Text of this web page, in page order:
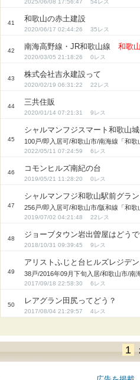
2025/06/08 17:56:47 54
41
和歌山の赤土建設
2020/06/17 02:44:26 35
42
南海高野線・JR和歌山線和歌
2020/03/05 21:18:26 0
43
株式会社吉永建設って
2020/02/19 06:31:22 22
44
三共住販
2020/01/14 07:21:31 9
45
シャルマンフジスマート和歌山
100戸/即入居可/和歌山市/南海線「和歌
2022/05/11 07:24:59 6
46
コモンヒルズ南紀の台
2019/05/21 11:28:20 0
47
シャルマンフジ和歌山駅前グラ
256戸/即入居可/和歌山市/阪和線「和歌
2019/07/02 04:21:48 22
48
ジョーブタウン岩出曽屋はどうで
2018/10/31 09:39:45 9
49
アリストふじと台ヒルズレジデ
38戸/2016年09月下旬入居/和歌山市/南
2017/09/18 22:58:30 6
50
レアグラン田尻ってどう？
2017/08/04 21:29:57 4
1